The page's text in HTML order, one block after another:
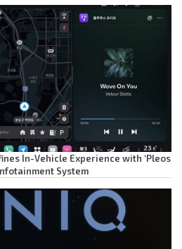
In-Vehicle Experience with ‘Pleos
System